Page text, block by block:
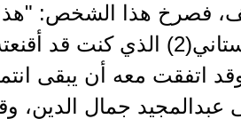
فصرخ هذا الشخص:
ففوجئت به، انه فضل
اتفقت معه أن يبقى
عبدالمجيد جمال الدين،